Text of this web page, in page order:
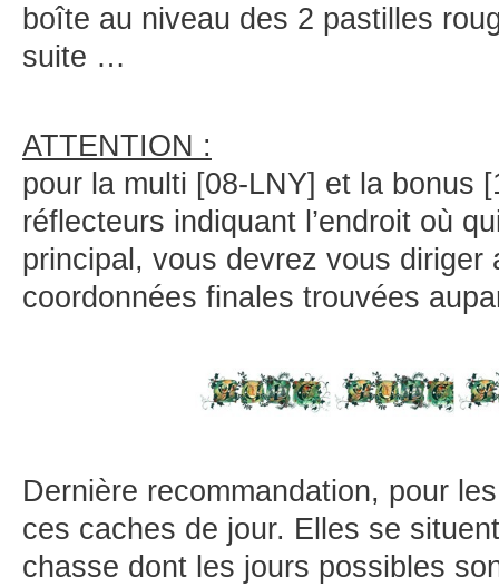
boîte au niveau des 2 pastilles
suite …
ATTENTION :
pour la multi [08-LNY] et la bonus
réflecteurs indiquant l’endroit où
principal, vous devrez vous diriger
coordonnées finales trouvées
Dernière recommandation, pour
ces caches de jour. Elles se
chasse dont les jours possibles